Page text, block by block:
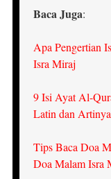
Baca Juga:
Apa Pengertian
Isra Miraj
9 Isi Ayat Al-
Latin dan Artinya
Tips Baca Doa
Doa Malam Isra